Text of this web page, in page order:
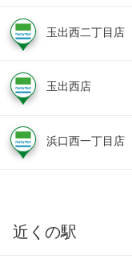
玉出西二丁目店
玉出西店
浜口西一丁目店
近くの駅